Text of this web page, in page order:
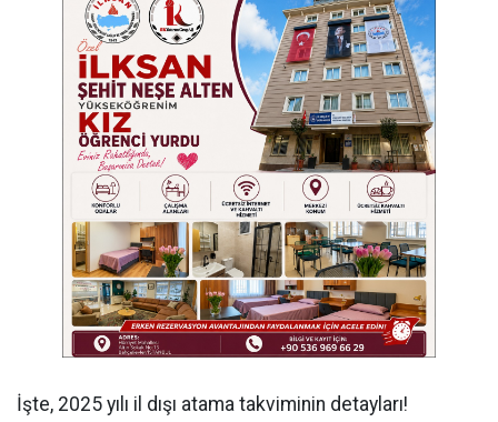
İşte, 2025 yılı il dışı atama takviminin detayları!